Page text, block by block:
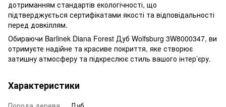
дотриманням стандартів екологічності, що
підтверджується сертифікатами якості та відповідальності
перед довкіллям.
Обираючи Barlinek Diana Forest Дуб Wolfsburg 3W8000347, ви
отримуєте надійне та красиве покриття, яке створює
затишну атмосферу та підкреслює стиль вашого інтер’єру.
Характеристики